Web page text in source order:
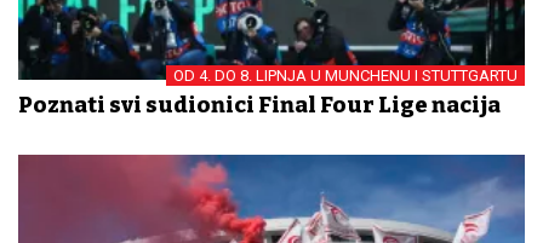
OD 4. DO 8. LIPNJA U MUNCHENU I STUTTGARTU
Poznati svi sudionici Final Four Lige nacija